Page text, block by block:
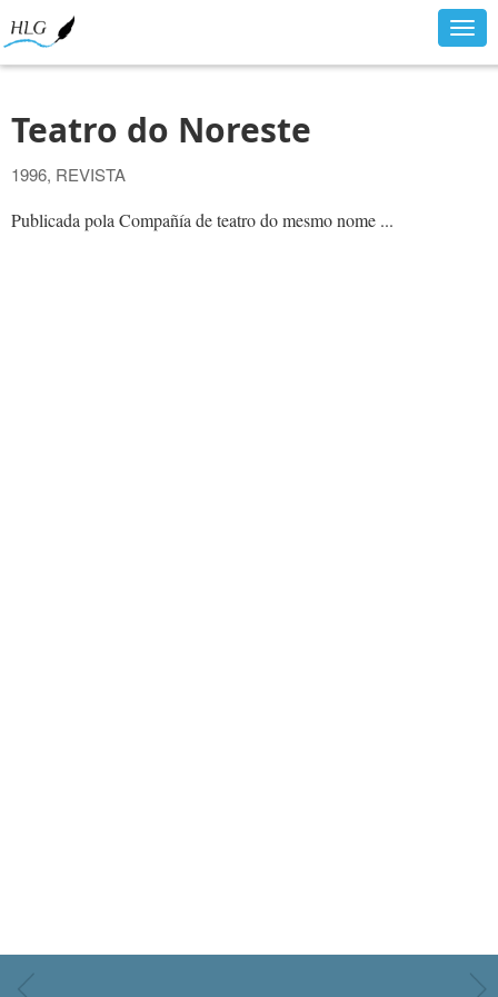
Teatro do Noreste
1996, REVISTA
Publicada pola Compañía de teatro do mesmo nome ...